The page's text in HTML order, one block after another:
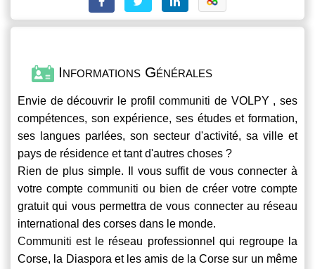
Informations Générales
Envie de découvrir le profilcommuniti de VOLPY , ses
compétences, son expérience, ses études et formation,
ses langues parlées, son secteur d'activité, sa ville et
pays de résidence et tant d'autres choses ?
Rien de plus simple. Il vous suffit de vous connecter à
votre compte communiti ou bien de créer votre compte
gratuit qui vous permettra de vous connecter au réseau
international des corses dans le monde.
Communiti est le réseau professionnel qui regroupe la
Corse, la Diaspora et les amis de la Corse sur un même